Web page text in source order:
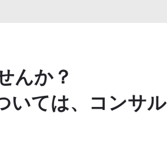
んか？
いては、コンサ